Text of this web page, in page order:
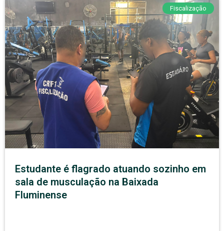
Fiscalização
Estudante é flagrado atuando sozinho em
sala de musculação na Baixada
Fluminense